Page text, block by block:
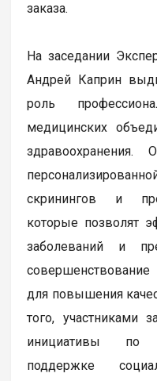
заказа.
На заседании
Андрей Каприн
роль
медицинских
скринингов и
которые позволят
заболеваний и
для повышения
того, участниками
инициативы по
поддержке